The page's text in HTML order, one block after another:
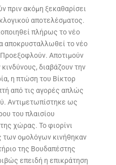
πριν ακόμη ξεκαθαρίσει
αποτελέσματος.
πλήρως το νέο
αποκρυσταλλωθεί το νέο
Αποτιμούν
διαβάζουν την
η πτώση του Βίκτορ
από τις αγορές απλώς
Αντιμετωπίστηκε ως
του πλαισίου
χώρας. Το φιορίνι
των ομολόγων κινήθηκαν
της Βουδαπέστης
επειδή η επικράτηση